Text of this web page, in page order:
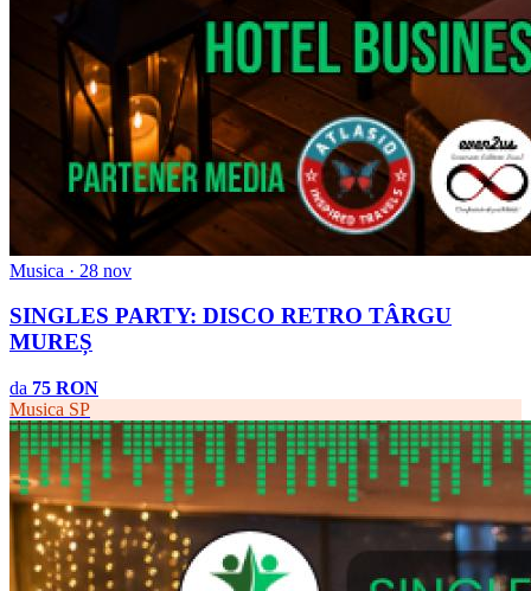
Musica · 28 nov
SINGLES PARTY: DISCO RETRO TÂRGU
MUREȘ
da 75 RON
Musica SP